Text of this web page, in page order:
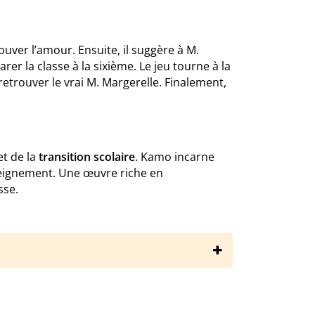
l’amour. Ensuite, il suggère à M.
la classe à la sixième. Le jeu tourne à la
le vrai M. Margerelle. Finalement,
de la transition scolaire. Kamo incarne
Une œuvre riche en